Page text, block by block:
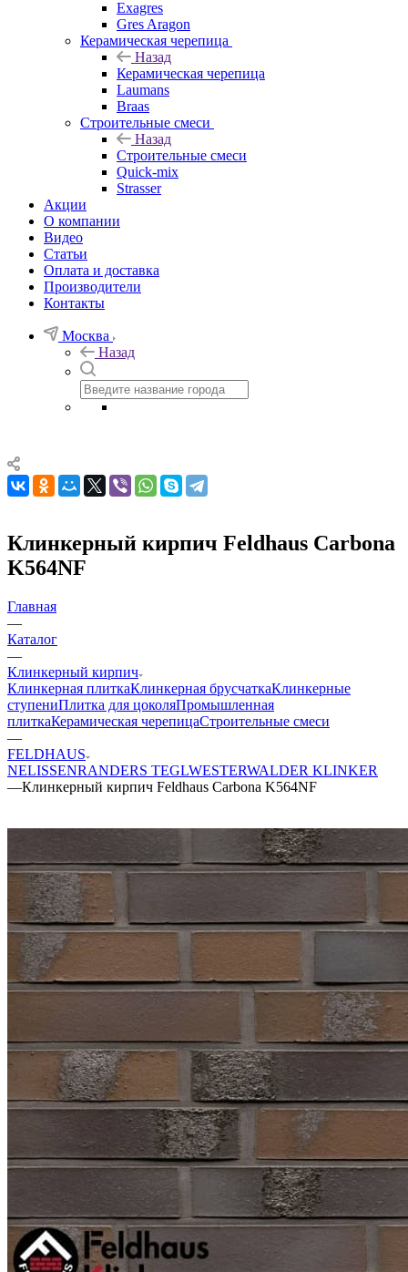
Exagres
Gres Aragon
Керамическая черепица
Назад
Керамическая черепица
Laumans
Braas
Строительные смеси
Назад
Строительные смеси
Quick-mix
Strasser
Акции
О компании
Видео
Статьи
Оплата и доставка
Производители
Контакты
Москва
Назад
Клинкерный кирпич Feldhaus Carbona
K564NF
Главная
—
Каталог
—
Клинкерный кирпич
Клинкерная плиткаКлинкерная брусчаткаКлинкерные
ступениПлитка для цоколяПромышленная
плиткаКерамическая черепицаСтроительные смеси
—
FELDHAUS
NELISSENRANDERS TEGLWESTERWALDER KLINKER
—Клинкерный кирпич Feldhaus Carbona K564NF